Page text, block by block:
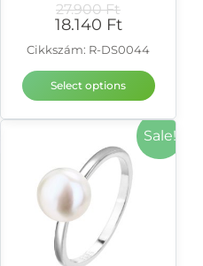
27.900Ft
18.140 Ft
Cikkszám: R-DS0044
Select options
Sale!